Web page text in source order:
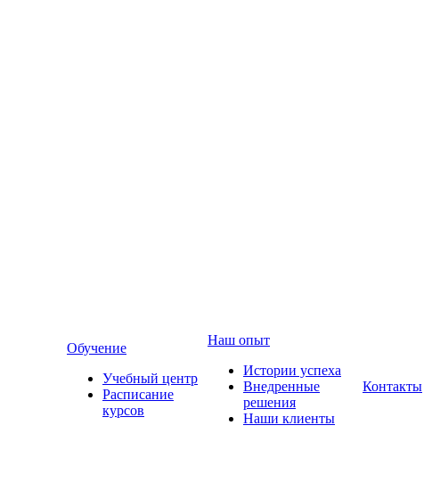
Обучение
Учебный центр
Расписание
курсов
Наш опыт
Истории успеха
Внедренные
решения
Наши клиенты
Контакты